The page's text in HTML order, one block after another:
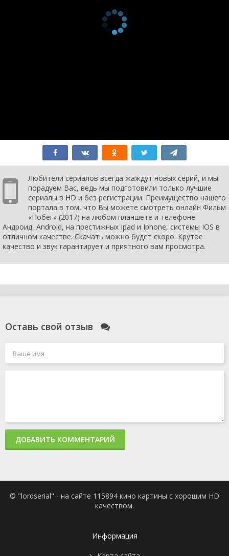
Любители сериалов всегда жаждут новых серий, и мы
порадуем Вас, ведь мы подготовили только лучшие
сериалы в HD и без регистрации. Преимущество нашего
портала в том, что Вы можете смотреть онлайн Фильм
«Побег» (2017) на любом планшете и телефоне
Андроид, Android, на престижных Ipad и Iphone, системы IOS в
отличном качестве. Скачать можно будет скоро. Крутое
качество и звук гарантирует и приятного вам просмотра.
Оставь свой отзыв
ДОБАВИТЬ КОММЕНТАРИЙ
© "lordserial" - на сайте 115894 кино картины с хорошим HD
качеством.
Информация